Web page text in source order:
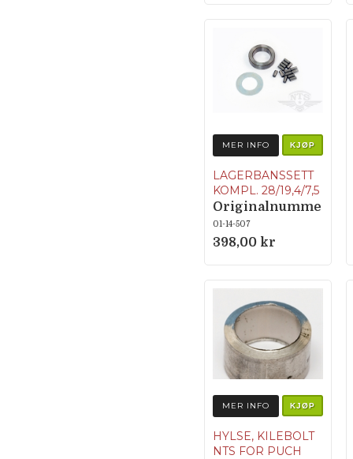
MER INFO KJØP
LAGERBANSSETT
KOMPL. 28/19,4/7,5
Originalnumme
r
329.1.13.010.1/32
01-14-507
398,00 kr
MER INFO KJØP
HYLSE, KILEBOLT
NTS FOR PUCH